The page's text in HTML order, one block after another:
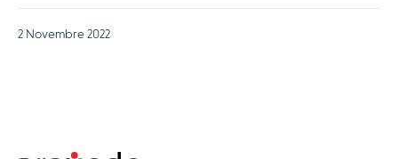
2 Novembre 2022